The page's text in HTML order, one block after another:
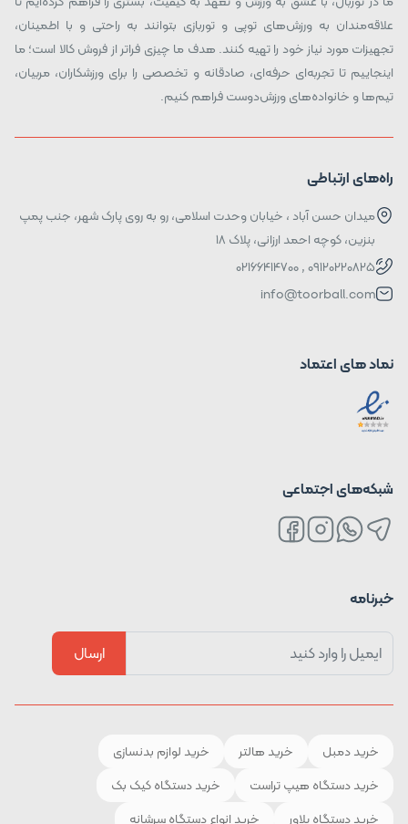
علاقه‌مندان به ورزش‌های توپی و توربازی بتوانند به راحتی و با اطمینان،
تجهیزات مورد نیاز خود را تهیه کنند. هدف ما چیزی فراتر از فروش کالا است؛ ما
اینجاییم تا تجربه‌ای حرفه‌ای، صادقانه و تخصصی را برای ورزشکاران، مربیان،
تیم‌ها و خانواده‌های ورزش‌دوست فراهم کنیم.
راه‌های ارتباطی
میدان حسن آباد ، خیابان وحدت اسلامی، رو به روی پارک شهر، جنب پمپ
بنزین، کوچه احمد ارزانی، پلاک ۱۸
09120220825 , 02166414700
info@toorball.com
نماد های اعتماد
شبکه‌های اجتماعی
خبرنامه
ارسال
خرید دمبل خرید هالتر
خرید لوازم بدنسازی
خرید دستگاه هیپ تراست
خرید دستگاه کیک بک
خرید دستگاه پلاور
خرید انواع دستگاه سرشانه